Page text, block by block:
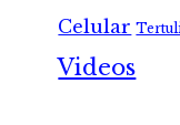
Celular
Videos